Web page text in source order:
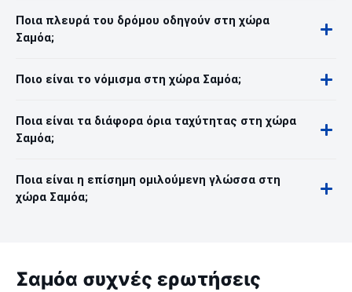
Ποια πλευρά του δρόμου οδηγούν στη χώρα
Σαμόα;
Ποιο είναι το νόμισμα στη χώρα Σαμόα;
Ποια είναι τα διάφορα όρια ταχύτητας στη χώρα
Σαμόα;
Ποια είναι η επίσημη ομιλούμενη γλώσσα στη
χώρα Σαμόα;
Σαμόα συχνές ερωτήσεις